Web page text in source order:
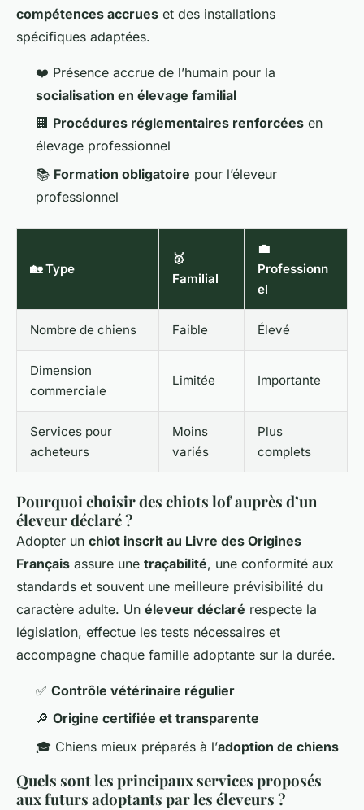
compétences accrues et des installations
spécifiques adaptées.
❤️ Présence accrue de l’humain pour la
socialisation en élevage familial
🏢 Procédures réglementaires renforcées en
élevage professionnel
📚 Formation obligatoire pour l’éleveur
professionnel
🏡 Type
🥇
Familial
💼
Professionn
el
Nombre de chiens Faible Élevé
Dimension
commerciale
Limitée Importante
Services pour
acheteurs
Moins
variés
Plus
complets
Pourquoi choisir des chiots lof auprès d’un
éleveur déclaré ?
Adopter un chiot inscrit au Livre des Origines
Français assure une traçabilité, une conformité aux
standards et souvent une meilleure prévisibilité du
caractère adulte. Un éleveur déclaré respecte la
législation, effectue les tests nécessaires et
accompagne chaque famille adoptante sur la durée.
✅ Contrôle vétérinaire régulier
🔎 Origine certifiée et transparente
🎓 Chiens mieux préparés à l’adoption de chiens
Quels sont les principaux services proposés
aux futurs adoptants par les éleveurs ?